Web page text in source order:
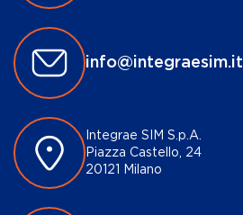
info@integraesim.it
Integrae SIM S.p.A.
Piazza Castello, 24
20121 Milano